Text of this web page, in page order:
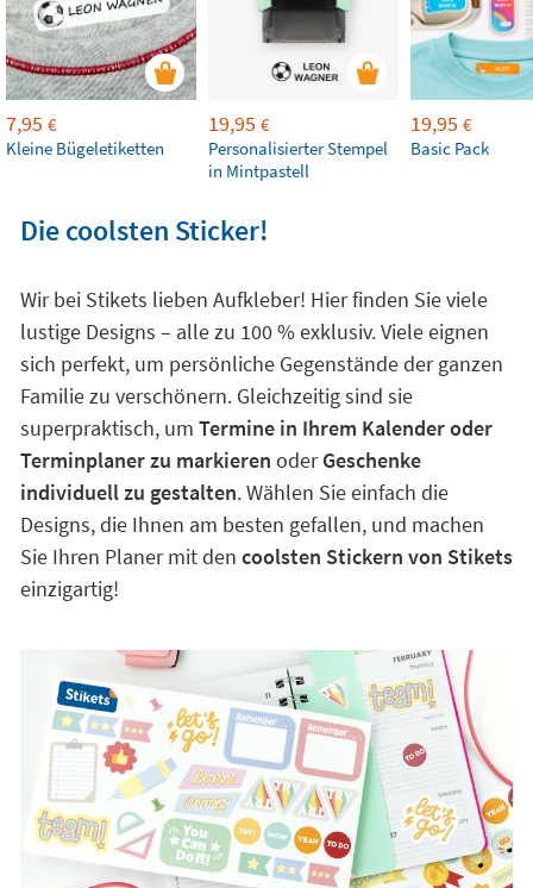
7,95 €
Kleine Bügeletiketten
19,95 €
Personalisierter Stempel
in Mintpastell
19,95 €
Basic Pack
Die coolsten Sticker!
Wir bei Stikets lieben Aufkleber! Hier finden Sie viele
lustige Designs – alle zu 100 % exklusiv. Viele eignen
sich perfekt, um persönliche Gegenstände der ganzen
Familie zu verschönern. Gleichzeitig sind sie
superpraktisch, um Termine in Ihrem Kalender oder
Terminplaner zu markieren oderGeschenke
individuell zu gestalten. Wählen Sie einfach die
Designs, die Ihnen am besten gefallen, und machen
Sie Ihren Planer mit den coolsten Stickern von Stikets
einzigartig!